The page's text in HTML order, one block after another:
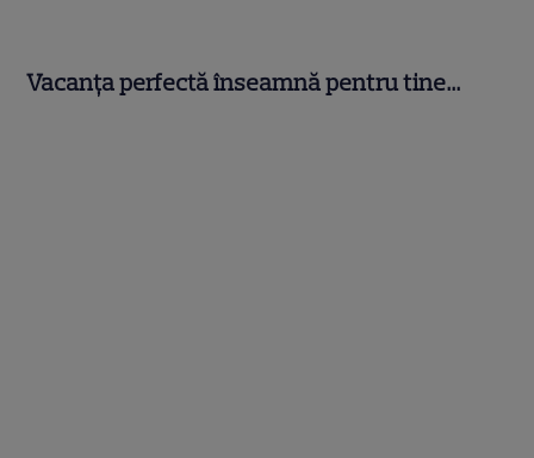
Vacanţa perfectă înseamnă pentru tine…